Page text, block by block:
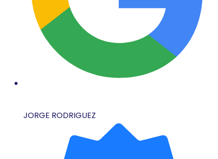
JORGE RODRIGUEZ